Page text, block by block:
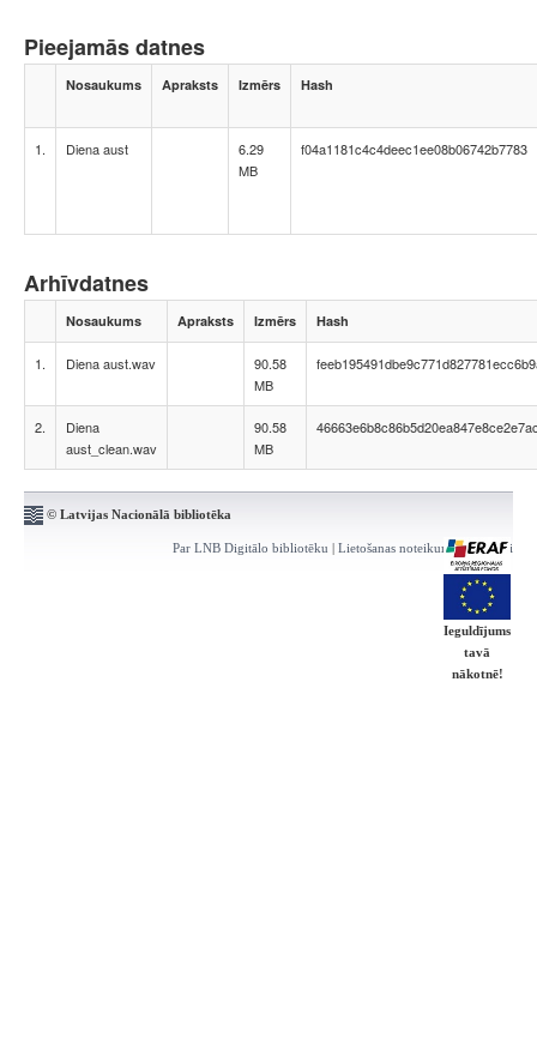
Pieejamās datnes
Nosaukums Apraksts Izmērs Hash
1. Diena aust
6.29
MB
f04a1181c4c4deec1ee08b06742b7783
Arhīvdatnes
Nosaukums Apraksts Izmērs Hash
1. Diena aust.wav
90.58
MB
2.
Diena
aust_clean.wav
90.58
MB
© Latvijas Nacionālā bibliotēka
Par LNB Digitālo bibliotēku | Lietošanas noteikumi | Kontakti
Ieguldījums
tavā
nākotnē!